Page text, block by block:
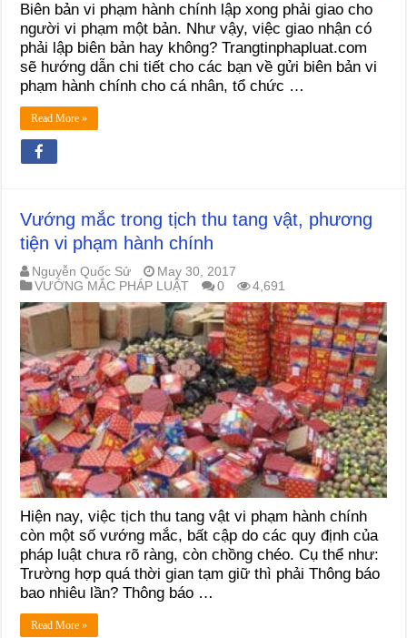
Biên bản vi phạm hành chính lập xong phải giao cho
người vi phạm một bản. Như vậy, việc giao nhận có
phải lập biên bản hay không? Trangtinphapluat.com
sẽ hướng dẫn chi tiết cho các bạn về gửi biên bản vi
phạm hành chính cho cá nhân, tổ chức …
Read More »
Vướng mắc trong tịch thu tang vật, phương
tiện vi phạm hành chính
Nguyễn Quốc Sử
May 30, 2017
VƯỚNG MẮC PHÁP LUẬT
0 4,691
Hiện nay, việc tịch thu tang vật vi phạm hành chính
còn một số vướng mắc, bất cập do các quy định của
pháp luật chưa rõ ràng, còn chồng chéo. Cụ thể như:
Trường hợp quá thời gian tạm giữ thì phải Thông báo
bao nhiêu lần? Thông báo …
Read More »